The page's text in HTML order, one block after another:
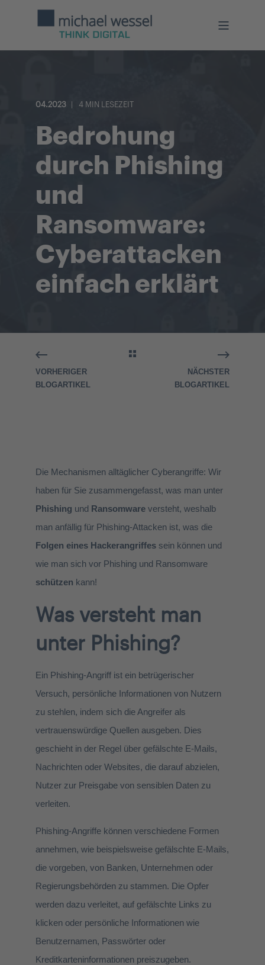
04.2023 4 MIN LESEZEIT
Bedrohung
durch Phishing
und
Ransomware:
Cyberattacken
einfach erklärt
VORHERIGER
BLOGARTIKEL
NÄCHSTER
BLOGARTIKEL
Die Mechanismen alltäglicher Cyberangriffe: Wir
haben für Sie zusammengefasst, was man unter
Phishing und Ransomware versteht, weshalb
man anfällig für Phishing-Attacken ist, was die
Folgen eines Hackerangriffes sein können und
wie man sich vor Phishing und Ransomware
schützen kann!
Was versteht man
unter Phishing?
Ein Phishing-Angriff ist ein betrügerischer
Versuch, persönliche Informationen von Nutzern
zu stehlen, indem sich die Angreifer als
vertrauenswürdige Quellen ausgeben. Dies
geschieht in der Regel über gefälschte E-Mails,
Nachrichten oder Websites, die darauf abzielen,
Nutzer zur Preisgabe von sensiblen Daten zu
verleiten.
Phishing-Angriffe können verschiedene Formen
annehmen, wie beispielsweise gefälschte E-Mails,
die vorgeben, von Banken, Unternehmen oder
Regierungsbehörden zu stammen. Die Opfer
werden dazu verleitet, auf gefälschte Links zu
klicken oder persönliche Informationen wie
Benutzernamen, Passwörter oder
Kreditkarteninformationen preiszugeben.